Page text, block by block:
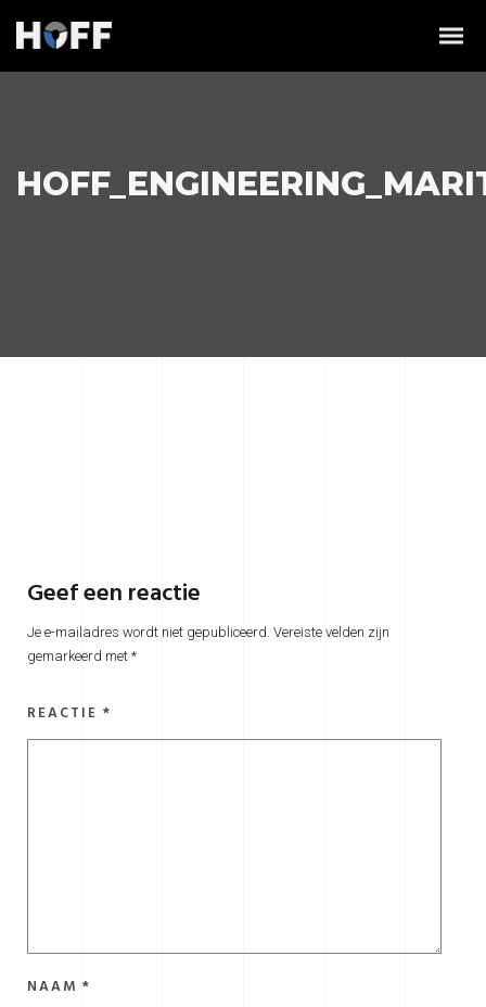
Geef een reactie
Je e-mailadres wordt niet gepubliceerd. Vereiste velden zijn
gemarkeerd met *
REACTIE *
NAAM *